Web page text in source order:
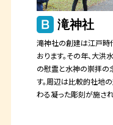
滝神社
滝神社の創建は江戸時
おります。その年、大洪
の慰霊と水神の崇拝の
す。周辺は比較的社地
わる凝った彫刻が施さ